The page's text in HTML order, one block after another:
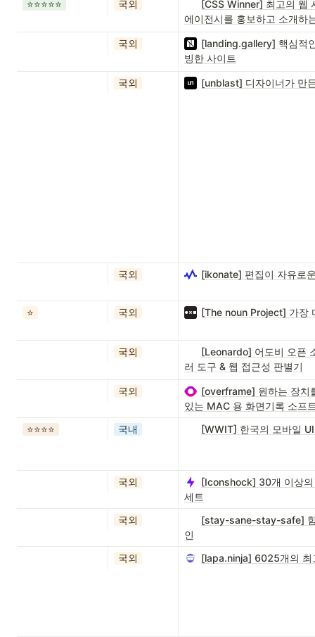
⭐️⭐️⭐️⭐️⭐️ 국외
[CSS Winner] 최고의 웹
에이전시를 홍보하고 소개하
국외
[landing.gallery] 핵심적
빙한 사이트
국외 [unblast] 디자이너가 만
국외 [ikonate] 편집이 자유로
⭐️ 국외 [The noun Project] 가장
국외
[Leonardo] 어도비 오픈
러 도구 & 웹 접근성 판별기
국외
[overframe] 원하는 장치
있는 MAC 용 화면기록 소프
⭐️⭐️⭐️⭐️
국내 [WWIT] 한국의 모바일
국외
[Iconshock] 30개 이상
세트
국외
[stay-sane-stay-safe] 힘
인
국외
[lapa.ninja] 6025개의 최